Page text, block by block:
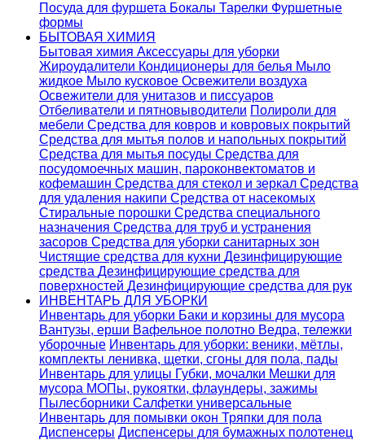
Посуда для фуршета Бокалы Тарелки Фуршетные
формы
БЫТОВАЯ ХИМИЯ
Бытовая химия Аксессуары для уборки
Жироудалители Кондиционеры для белья Мыло
жидкое Мыло кусковое Освежители воздуха
Освежители для унитазов и писсуаров
Отбеливатели и пятновыводители Полироли для
мебели Средства для ковров и ковровых покрытий
Средства для мытья полов и напольных покрытий
Средства для мытья посуды Средства для
посудомоечных машин, пароконвектоматов и
кофемашин Средства для стекол и зеркал Средства
для удаления накипи Средства от насекомых
Стиральные порошки Cредства специального
назначения Средства для труб и устранения
засоров Средства для уборки санитарных зон
Чистящие средства для кухни Дезинфицирующие
средства Дезинфицирующие средства для
поверхностей Дезинфицирующие средства для рук
ИНВЕНТАРЬ ДЛЯ УБОРКИ
Инвентарь для уборки Баки и корзины для мусора
Вантузы, ерши Вафельное полотно Ведра, тележки
уборочные Инвентарь для уборки: веники, мётлы,
комплекты ленивка, щетки, сгоны для пола, пады
Инвентарь для улицы Губки, мочалки Мешки для
мусора МОПы, рукоятки, флаундеры, зажимы
Пылесборники Салфетки универсальные
Инвентарь для помывки окон Тряпки для пола
Диспенсеры Диспенсеры для бумажных полотенец